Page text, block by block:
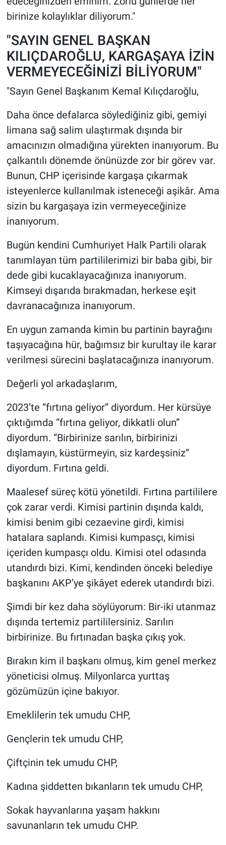
birinize kolaylıklar diliyorum."
"SAYIN GENEL BAŞKAN
KILIÇDAROĞLU, KARGAŞAYA İZİN
VERMEYECEĞİNİZİ BİLİYORUM"
"Sayın Genel Başkanım Kemal Kılıçdaroğlu,
Daha önce defalarca söylediğiniz gibi, gemiyi
limana sağ salim ulaştırmak dışında bir
amacınızın olmadığına yürekten inanıyorum. Bu
çalkantılı dönemde önünüzde zor bir görev var.
Bunun, CHP içerisinde kargaşa çıkarmak
isteyenlerce kullanılmak isteneceği aşikâr. Ama
sizin bu kargaşaya izin vermeyeceğinize
inanıyorum.
Bugün kendini Cumhuriyet Halk Partili olarak
tanımlayan tüm partililerimizi bir baba gibi, bir
dede gibi kucaklayacağınıza inanıyorum.
Kimseyi dışarıda bırakmadan, herkese eşit
davranacağınıza inanıyorum.
En uygun zamanda kimin bu partinin bayrağını
taşıyacağına hür, bağımsız bir kurultay ile karar
verilmesi sürecini başlatacağınıza inanıyorum.
Değerli yol arkadaşlarım,
2023’te “fırtına geliyor” diyordum. Her kürsüye
çıktığımda “fırtına geliyor, dikkatli olun”
diyordum. “Birbirinize sarılın, birbirinizi
dışlamayın, küstürmeyin, siz kardeşsiniz”
diyordum. Fırtına geldi.
Maalesef süreç kötü yönetildi. Fırtına partililere
çok zarar verdi. Kimisi partinin dışında kaldı,
kimisi benim gibi cezaevine girdi, kimisi
hatalara saplandı. Kimisi kumpasçı, kimisi
içeriden kumpasçı oldu. Kimisi otel odasında
utandırdı bizi. Kimi, kendinden önceki belediye
başkanını AKP’ye şikâyet ederek utandırdı bizi.
Şimdi bir kez daha söylüyorum: Bir-iki utanmaz
dışında tertemiz partililersiniz. Sarılın
birbirinize. Bu fırtınadan başka çıkış yok.
Bırakın kim il başkanı olmuş, kim genel merkez
yöneticisi olmuş. Milyonlarca yurttaş
gözümüzün içine bakıyor.
Emeklilerin tek umudu CHP,
Gençlerin tek umudu CHP,
Çiftçinin tek umudu CHP,
Kadına şiddetten bıkanların tek umudu CHP,
Sokak hayvanlarına yaşam hakkını
savunanların tek umudu CHP.